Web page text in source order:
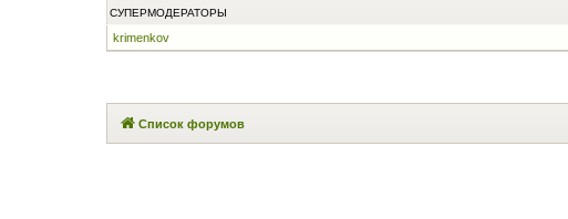
СУПЕРМОДЕРАТОРЫ
krimenkov
Список форумов